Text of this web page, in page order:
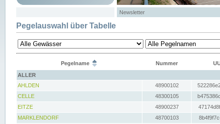
Newsletter
Pegelauswahl über Tabelle
Pegelname Nummer
ALLER
AHLDEN
48900102
CELLE
48300105
EITZE
48900237
MARKLENDORF
48700103